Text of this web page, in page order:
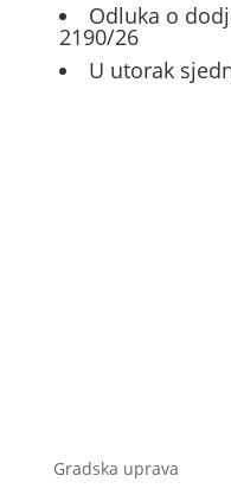
Odluka o
2190/26
U utorak
Gradska uprava